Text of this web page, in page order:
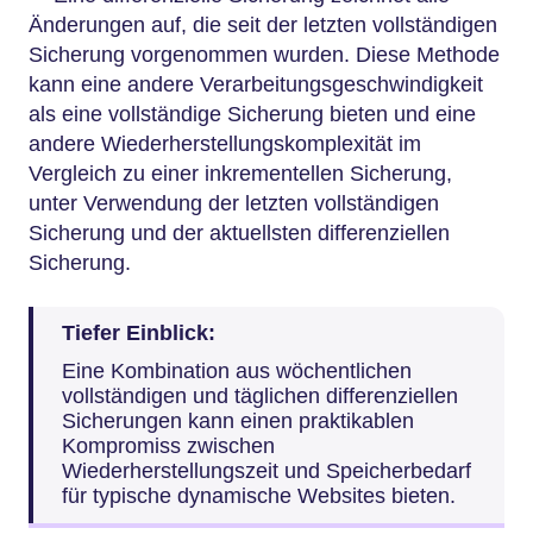
Änderungen auf, die seit der letzten vollständigen
Sicherung vorgenommen wurden. Diese Methode
kann eine andere Verarbeitungsgeschwindigkeit
als eine vollständige Sicherung bieten und eine
andere Wiederherstellungskomplexität im
Vergleich zu einer inkrementellen Sicherung,
unter Verwendung der letzten vollständigen
Sicherung und der aktuellsten differenziellen
Sicherung.
Tiefer Einblick:
Eine Kombination aus wöchentlichen
vollständigen und täglichen differenziellen
Sicherungen kann einen praktikablen
Kompromiss zwischen
Wiederherstellungszeit und Speicherbedarf
für typische dynamische Websites bieten.